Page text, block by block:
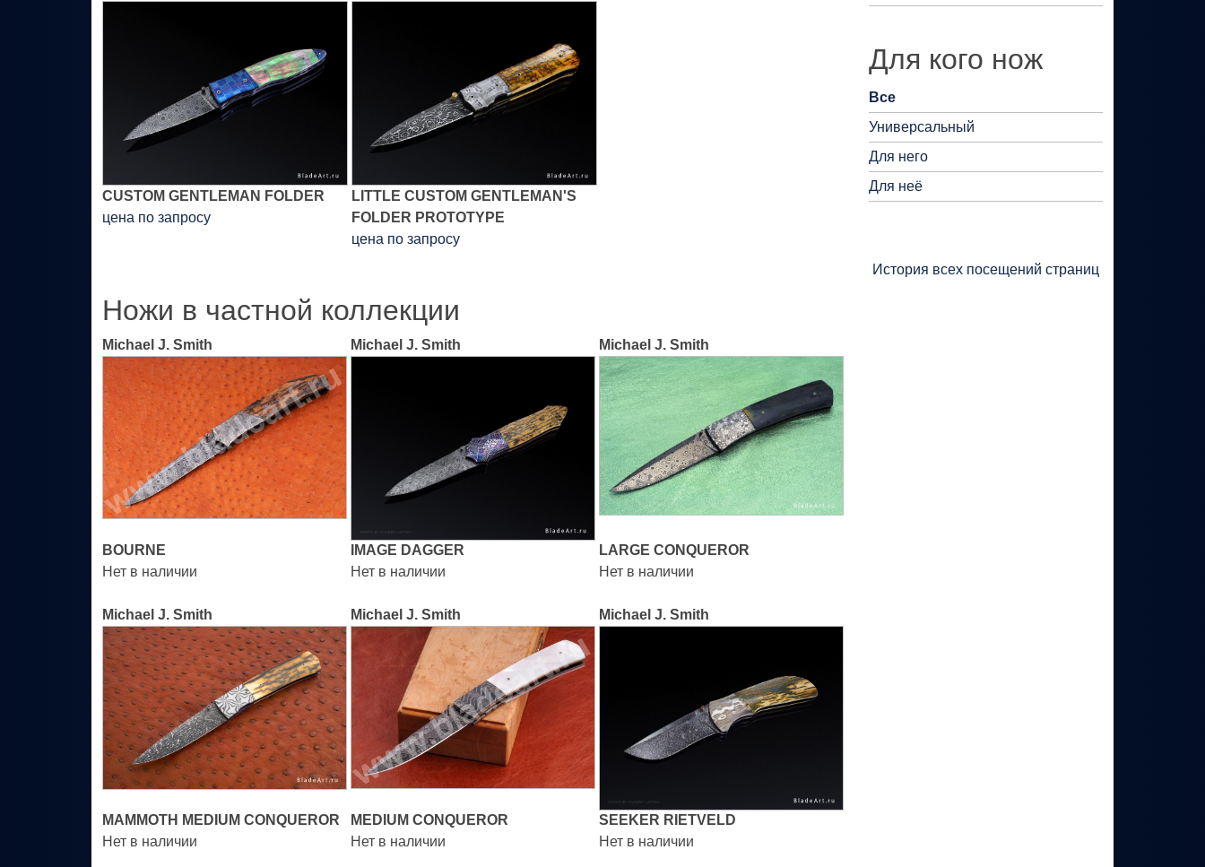
CUSTOM GENTLEMAN FOLDER
цена по запросу
LITTLE CUSTOM GENTLEMAN'S
FOLDER PROTOTYPE
цена по запросу
Ножи в частной коллекции
Michael J. Smith Michael J. Smith Michael J. Smith
BOURNE
Нет в наличии
IMAGE DAGGER
Нет в наличии
LARGE CONQUEROR
Нет в наличии
Michael J. Smith Michael J. Smith Michael J. Smith
MAMMOTH MEDIUM CONQUEROR
Нет в наличии
MEDIUM CONQUEROR
Нет в наличии
SEEKER RIETVELD
Нет в наличии
Для кого нож
Все
Универсальный
Для него
Для неё
История всех посещений страниц